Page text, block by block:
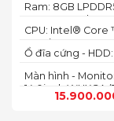
512GB, 14.0inch
Màn hình -
14.0inch WUXGA
1200) 16:10, OLED,
Ổ đĩa cứng - HDD:
CPU: Intel® Core
125H (3.60GHz up
4.50GHz, 18MB
Ram: 8GB
7467MHz on